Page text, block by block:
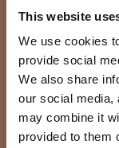
This website
We use cookies
provide social
We also share
our social media,
may combine it
provided to them